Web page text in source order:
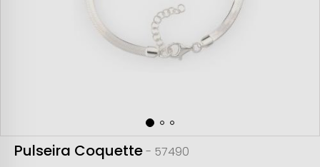
Pulseira Coquette- 57490